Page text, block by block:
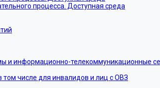
процесса. Доступная среда
и информационно-телекоммуникационные
числе для инвалидов и лиц с ОВЗ